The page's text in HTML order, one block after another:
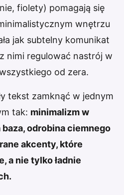
fiolety) pomagają się
wnętrzu
jak subtelny komunikat
nimi regulować nastrój w
od zera.
tekst zamknąć w jednym
tak: minimalizm w
odrobina ciemnego
akcenty, które
a nie tylko ładnie